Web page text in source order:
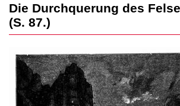
Die Durchquerung des
(S. 87.)